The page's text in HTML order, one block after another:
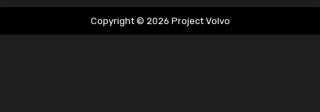
Copyright © 2026 Project Volvo